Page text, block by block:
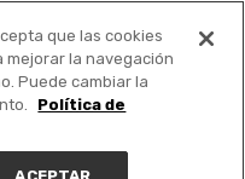
PUBLICA GRATIS +
que las cookies
mejorar la navegación
Puede cambiar la
Política de